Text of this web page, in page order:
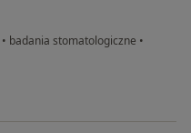
• badania stomatologiczne •